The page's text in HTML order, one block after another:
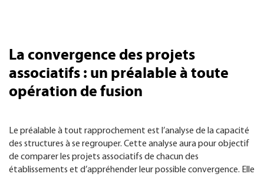
La convergence des projets
associatifs : un préalable à toute
opération de fusion
Le préalable à tout rapprochement est l’analyse de la capacité
des structures à se regrouper. Cette analyse aura pour objectif
de comparer les projets associatifs de chacun des
établissements et d’appréhender leur possible convergence. Elle